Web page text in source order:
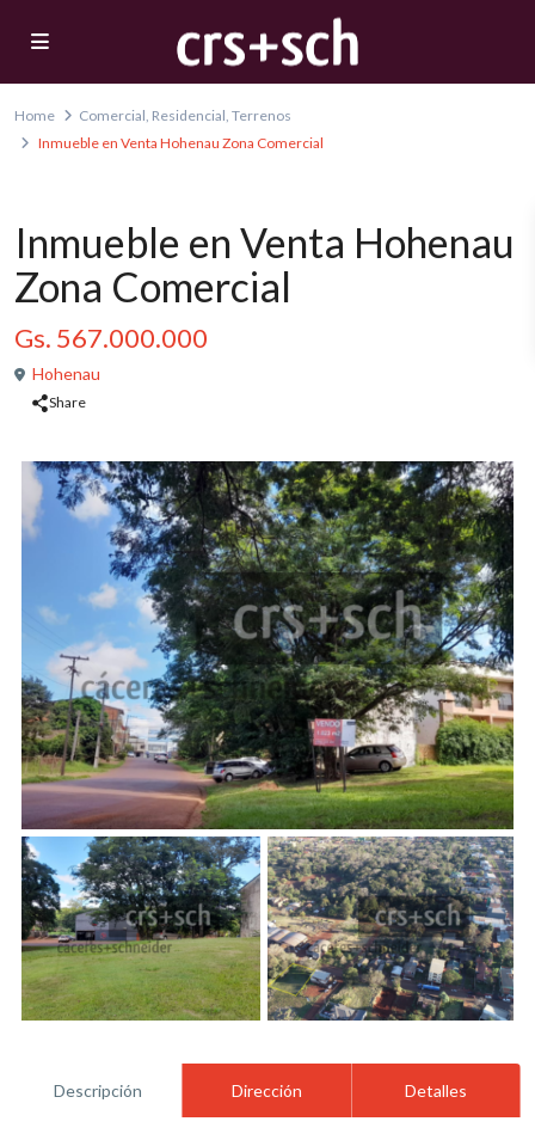
Home Comercial, Residencial, Terrenos
Inmueble en Venta Hohenau Zona Comercial
Inmueble en Venta Hohenau
Zona Comercial
Gs. 567.000.000
Hohenau
Share
Descripción Dirección Detalles